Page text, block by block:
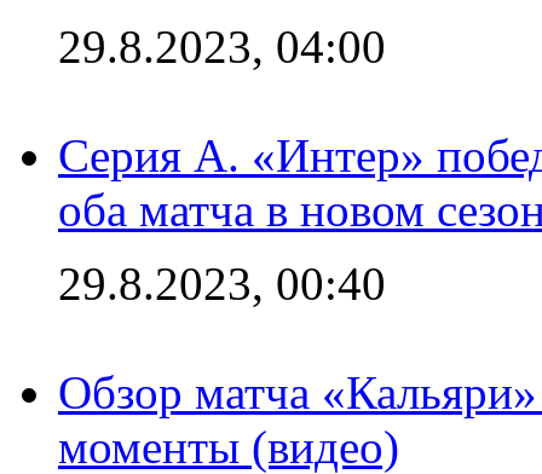
29.8.2023, 04:00
Серия А. «Интер»
оба матча в новом
29.8.2023, 00:40
Обзор матча
моменты (видео)